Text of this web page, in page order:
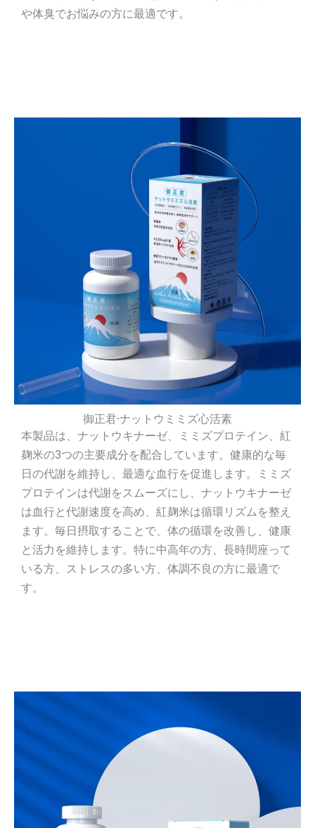
や体臭でお悩みの方に最適です。
御正君·ナットウミミズ心活素
本製品は、ナットウキナーゼ、ミミズプロテイン、紅
麹米の3つの主要成分を配合しています。健康的な毎
日の代謝を維持し、最適な血行を促進します。ミミズ
プロテインは代謝をスムーズにし、ナットウキナーゼ
は血行と代謝速度を高め、紅麹米は循環リズムを整え
ます。毎日摂取することで、体の循環を改善し、健康
と活力を維持します。特に中高年の方、長時間座って
いる方、ストレスの多い方、体調不良の方に最適で
す。